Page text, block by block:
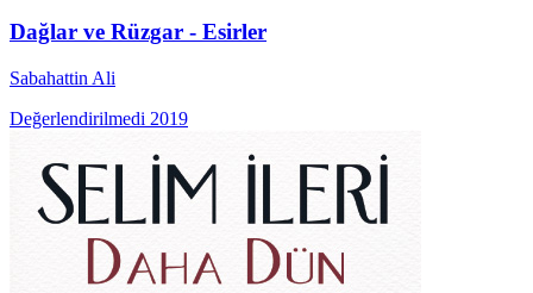
Dağlar ve Rüzgar - Esirler
Sabahattin Ali
Değerlendirilmedi 2019